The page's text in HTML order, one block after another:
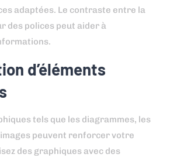
adaptées. Le contraste entre la
des polices peut aider à
d’éléments
tels que les diagrammes, les
peuvent renforcer votre
des graphiques avec des